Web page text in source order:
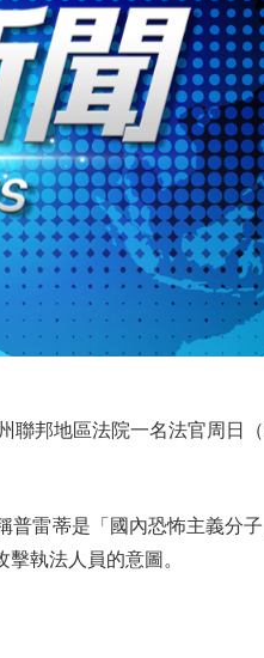
邦地區法院一名法官周日（
雷蒂是「國內恐怖主義分
執法人員的意圖。